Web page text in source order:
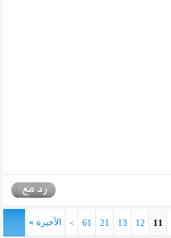
11
12
13
21
61
> الأخيرة »